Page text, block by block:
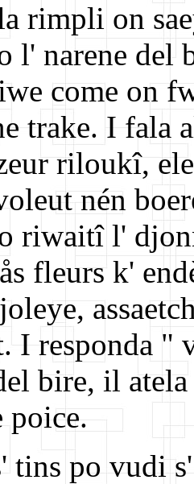
rimpli on
l' narene del
come on
trake. I fala
riloukî,
nén
riwaitî l'
fleurs k'
I responda
bire, il
poice.
tins po vudi